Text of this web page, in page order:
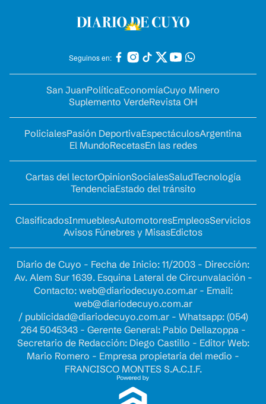
Seguinos en:
San JuanPolíticaEconomíaCuyo Minero
Suplemento VerdeRevista OH
PolicialesPasión DeportivaEspectáculosArgentina
El MundoRecetasEn las redes
Cartas del lectorOpinionSocialesSaludTecnología
TendenciaEstado del tránsito
ClasificadosInmueblesAutomotoresEmpleosServicios
Avisos Fúnebres y MisasEdictos
Diario de Cuyo - Fecha de Inicio: 11/2003 - Dirección:
Av. Alem Sur 1639. Esquina Lateral de Circunvalación -
Contacto: web@diariodecuyo.com.ar- Email:
web@diariodecuyo.com.ar
/ publicidad@diariodecuyo.com.ar- Whatsapp: (054)
264 5045343 - Gerente General: Pablo Dellazoppa -
Secretario de Redacción: Diego Castillo - Editor Web:
Mario Romero - Empresa propietaria del medio -
FRANCISCO MONTES S.A.C.I.F.